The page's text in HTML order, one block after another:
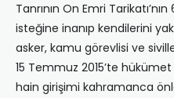
Tanrının On Emri
isteğine inanıp kendilerini
asker, kamu görevlisi ve
15 Temmuz 2015’te
hain girişimi kahramanca